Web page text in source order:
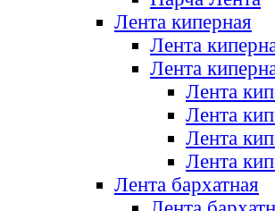
Лента киперная
Лента
Лента
Лента
Лента
Лента
Лента
Лента бархатная